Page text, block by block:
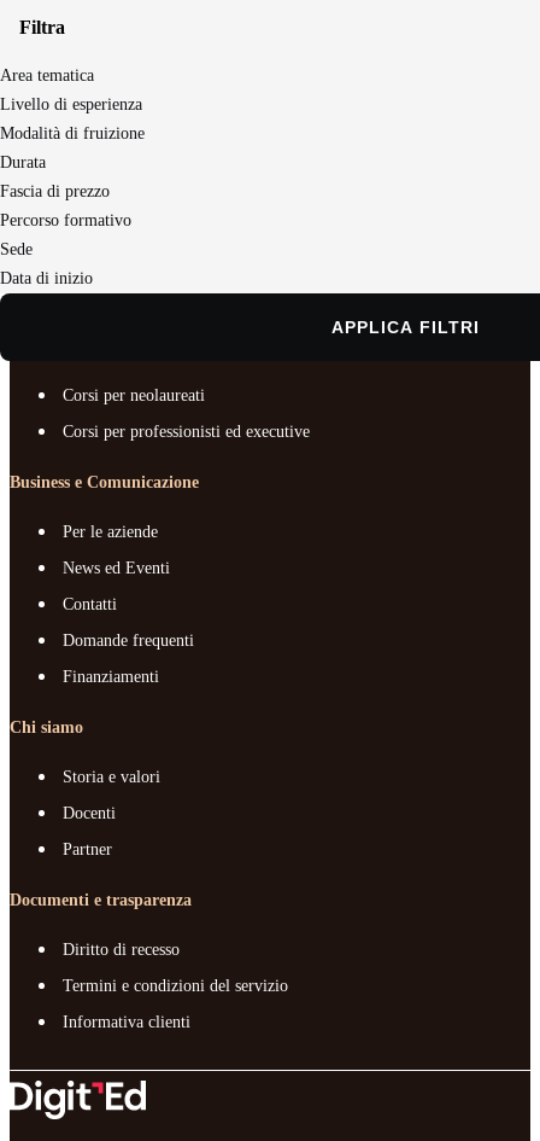
Filtra
Area tematica
Livello di esperienza
Modalità di fruizione
Durata
Fascia di prezzo
Percorso formativo
Sede
Data di inizio
APPLICA FILTRI
Seguici sui social
Master e corsi per profilo
Business e Comunicazione
Chi siamo
Documenti e trasparenza
Corsi per neolaureati
Corsi per professionisti ed executive
Business e Comunicazione
Per le aziende
News ed Eventi
Contatti
Domande frequenti
Finanziamenti
Chi siamo
Storia e valori
Docenti
Partner
Documenti e trasparenza
Diritto di recesso
Termini e condizioni del servizio
Informativa clienti